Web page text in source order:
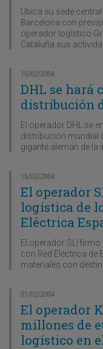
Ubica su sede
Barcelona con
operador logístico
Cataluña sus
15/02/2004
DHL se hará
distribución
El operador DHL se
distribución mundial
gigante alemán de la
15/02/2004
El operador
logística de
Eléctrica
El operador SLI
con Red Eléctrica de
materiales con
01/02/2004
El operador
millones de
logístico en